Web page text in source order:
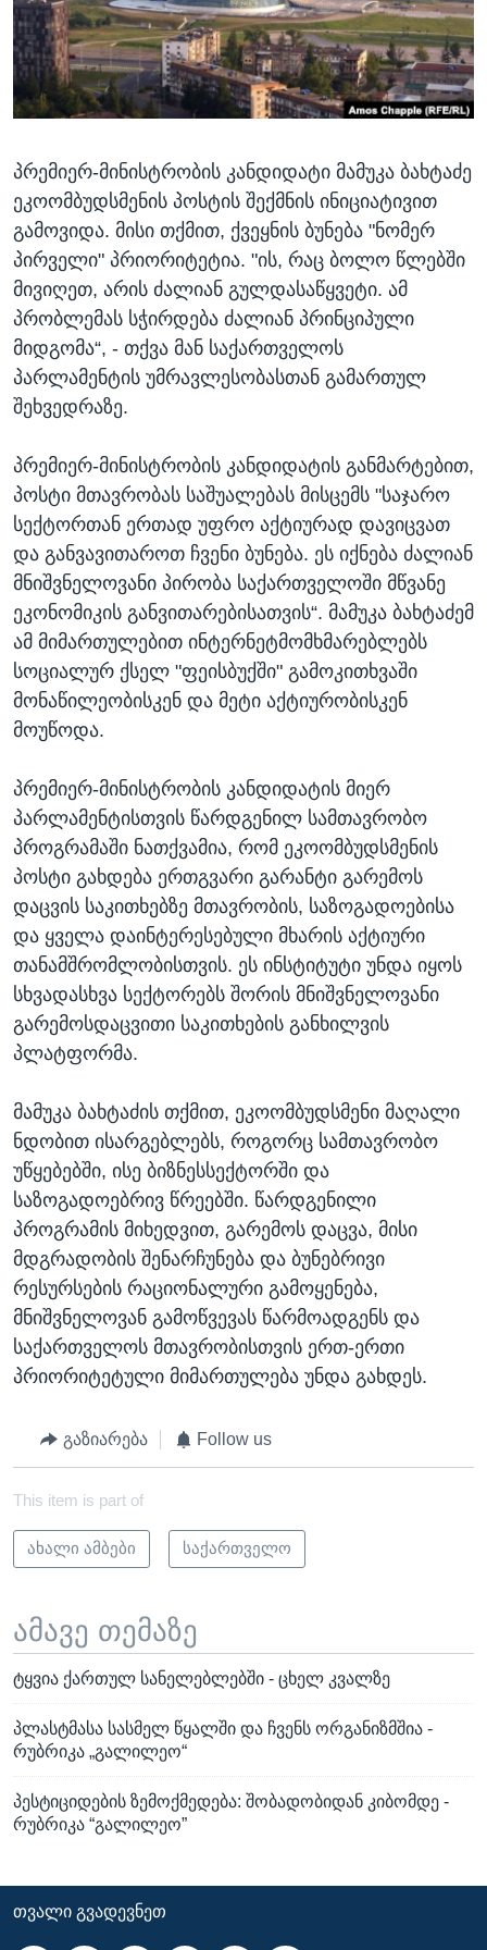
ᲡᲢᲣᲓᲘᲐ ᲕᲐᲨᲘᲜᲒᲢᲝᲜᲘ
ᲔᲙᲝᲜᲝᲛᲘᲙᲐ
ᲯᲐᲜᲛᲠᲗᲔᲚᲝᲑᲐ
ᲛᲔᲪᲜᲘᲔᲠᲔᲑᲐ
ᲙᲣᲚᲢᲣᲠᲐ
ᲒᲐᲚᲘᲚᲔᲝ
ᲓᲔᲖᲘᲜᲤᲝᲠᲛᲐᲪᲘᲐ
Learning English
ᲗᲕᲐᲚᲘ ᲒᲕᲐᲓᲔᲕᲜᲔᲗ
ენები
პრემიერ-მინისტრობის კანდიდატი მამუკა ბახტაძე
ეკოომბუდსმენის პოსტის შექმნის ინიციატივით
გამოვიდა. მისი თქმით, ქვეყნის ბუნება "ნომერ
პირველი" პრიორიტეტია. "ის, რაც ბოლო წლებში
მივიღეთ, არის ძალიან გულდასაწყვეტი. ამ
პრობლემას სჭირდება ძალიან პრინციპული
მიდგომა“, - თქვა მან საქართველოს
პარლამენტის უმრავლესობასთან გამართულ
შეხვედრაზე.
პრემიერ-მინისტრობის კანდიდატის განმარტებით,
პოსტი მთავრობას საშუალებას მისცემს "საჯარო
სექტორთან ერთად უფრო აქტიურად დავიცვათ
და განვავითაროთ ჩვენი ბუნება. ეს იქნება ძალიან
მნიშვნელოვანი პირობა საქართველოში მწვანე
ეკონომიკის განვითარებისათვის“. მამუკა ბახტაძემ
ამ მიმართულებით ინტერნეტმომხმარებლებს
სოციალურ ქსელ "ფეისბუქში" გამოკითხვაში
მონაწილეობისკენ და მეტი აქტიურობისკენ
მოუწოდა.
პრემიერ-მინისტრობის კანდიდატის მიერ
პარლამენტისთვის წარდგენილ სამთავრობო
პროგრამაში ნათქვამია, რომ ეკოომბუდსმენის
პოსტი გახდება ერთგვარი გარანტი გარემოს
დაცვის საკითხებზე მთავრობის, საზოგადოებისა
და ყველა დაინტერესებული მხარის აქტიური
თანამშრომლობისთვის.​ ეს ინსტიტუტი უნდა იყოს
სხვადასხვა სექტორებს შორის მნიშვნელოვანი
გარემოსდაცვითი საკითხების განხილვის
პლატფორმა.
მამუკა ბახტაძის თქმით, ეკოომბუდსმენი მაღალი
ნდობით ისარგებლებს, როგორც სამთავრობო
უწყებებში, ისე ბიზნესსექტორში და
საზოგადოებრივ წრეებში. წარდგენილი
პროგრამის მიხედვით, გარემოს დაცვა, მისი
მდგრადობის შენარჩუნება და ბუნებრივი
რესურსების რაციონალური გამოყენება,
მნიშვნელოვან გამოწვევას წარმოადგენს და
საქართველოს მთავრობისთვის ერთ-ერთი
პრიორიტეტული მიმართულება უნდა გახდეს.
გაზიარება Follow us
This item is part of
ახალი ამბები საქართველო
ამავე თემაზე
ტყვია ქართულ სანელებლებში - ცხელ კვალზე
პლასტმასა სასმელ წყალში და ჩვენს ორგანიზმშია -
რუბრიკა „გალილეო“
პესტიციდების ზემოქმედება: შობადობიდან კიბომდე -
რუბრიკა “გალილეო”
ᲗᲕᲐᲚᲘ ᲒᲕᲐᲓᲔᲕᲜᲔᲗ